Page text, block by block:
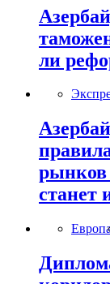
ли
станет